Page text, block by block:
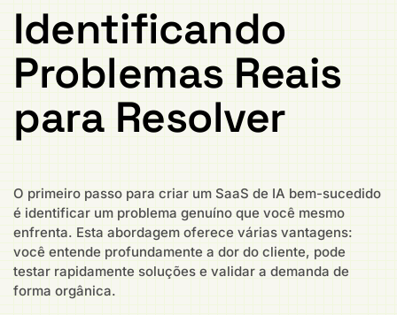
Identificando
Problemas Reais
para Resolver
O primeiro passo para criar um SaaS de IA bem-sucedido
é identificar um problema genuíno que você mesmo
enfrenta. Esta abordagem oferece várias vantagens:
você entende profundamente a dor do cliente, pode
testar rapidamente soluções e validar a demanda de
forma orgânica.